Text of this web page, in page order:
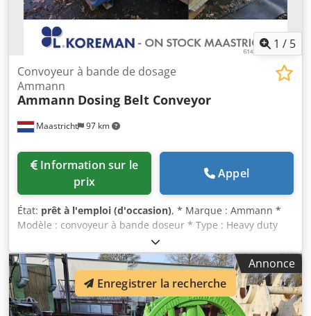
1 / 5
Maastricht 97 km
Convoyeur à bande de dosage
Ammann
Ammann Dosing Belt Conveyor
prix
Appel
État: prêt à l'emploi (d'occasion), * Marque : Ammann *
Modèle : convoyeur à bande doseur * Type : Heavy duty
(service intensif) Dedpfx Aoywm Ehsnfsck * Longueur A-A :
3100 mm * Largeur de bande : 1200 mm * Entraînement :
Motoréducteur 15 kW * En stock : 2 pièces.
Annonce
Enregistrer la recherche